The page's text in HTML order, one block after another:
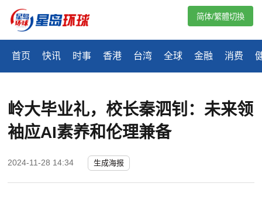
首页 快讯 时事 香港 台湾 全球 金融 消费
简体/繁體切換
岭大毕业礼，校长秦泗钊：未来领
袖应AI素养和伦理兼备
2024-11-28 14:34 生成海报